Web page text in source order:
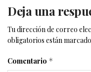
Deja una
Tu dirección de correo
obligatorios están
Comentario *